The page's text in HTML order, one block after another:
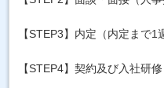
【STEP3】内定（内定まで1
【STEP4】契約及び入社研修